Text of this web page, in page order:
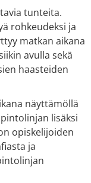
tunteita.
rohkeudeksi ja
matkan aikana
avulla sekä
haasteiden
näyttämöllä
lisäksi
opiskelijoiden
ja